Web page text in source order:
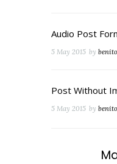
Audio Post
5 May 2015 by benito
Post Without
5 May 2015 by benito